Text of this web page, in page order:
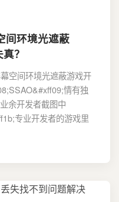
间环境光遮蔽
？
空间环境光遮蔽游戏开
情有独
余开发者截图中
专业开发者的游戏里